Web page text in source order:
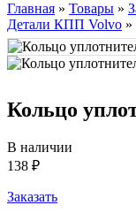
Главная » Товары »
Детали КПП Volvo »
Кольцо
В наличии
138 ₽
Заказать